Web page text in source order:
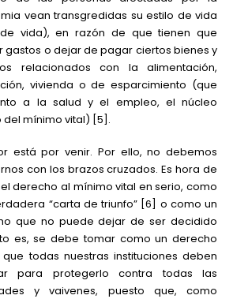
vean transgredidas su estilo de vida
vida), en razón de que tienen que
gastos o dejar de pagar ciertos bienes y
relacionados con la alimentación,
vivienda o de esparcimiento (que
a la salud y el empleo, el núcleo
del mínimo vital) [5].
está por venir. Por ello, no debemos
con los brazos cruzados. Es hora de
derecho al mínimo vital en serio, como
“carta de triunfo” [6] o como un
que no puede dejar de ser decidido
es, se debe tomar como un derecho
todas nuestras instituciones deben
para protegerlo contra todas las
y vaivenes, puesto que, como